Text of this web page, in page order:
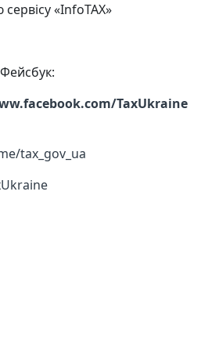
сервісу «InfoTAX»
TaxUkraine
tax_gov_ua